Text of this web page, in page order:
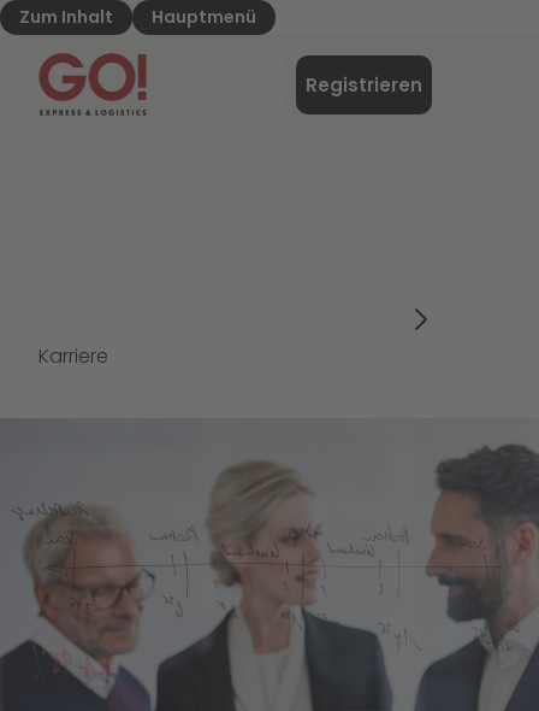
Zum Inhalt Hauptmenü
GO! Express & Logistics - Zur Starteite
Registrieren
Karriere